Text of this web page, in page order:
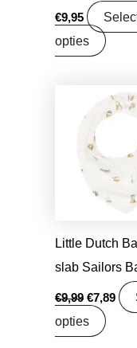
€9,95
opties
Little Dutch
slab Sailors
€9,99
was:
€9,99.
€7,89
prijs
opties